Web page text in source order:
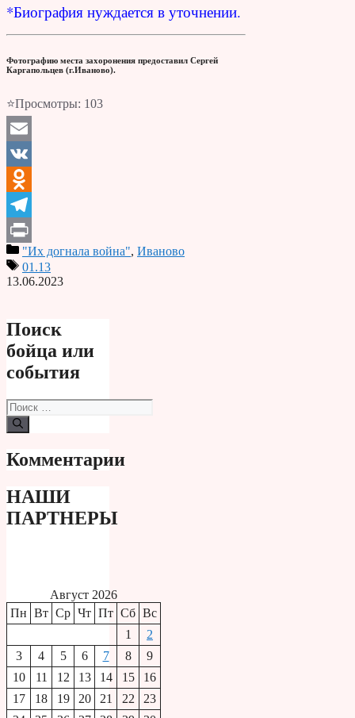
*Биография нуждается в уточнении.
Фотографию места захоронения предоставил Сергей
Каргапольцев (г.Иваново).
⭐Просмотры: 103
Email
VK
Odnoklassniki
Telegram
Print"Их догнала война", Иваново
01.13
13.06.2023
Поиск
бойца или
события
Поиск:
Комментарии
НАШИ
ПАРТНЕРЫ
Август 2026
Пн Вт Ср Чт Пт Сб Вс
1
2
3
4 5 6 7 8
9
10
11 12 13 14 15
16
17
18 19 20 21 22
23